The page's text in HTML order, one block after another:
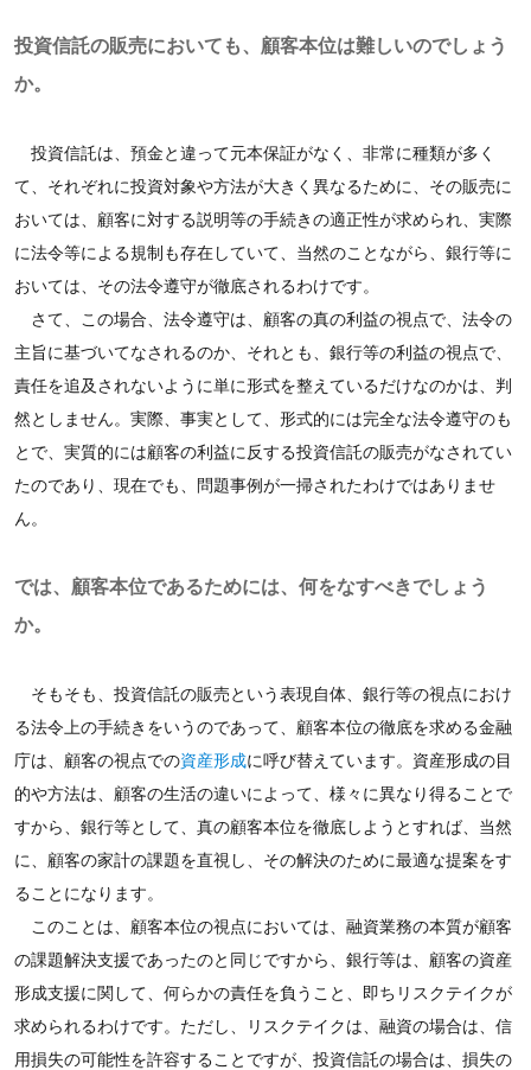
投資信託の販売においても、顧客本位は難しいのでしょう
か。
投資信託は、預金と違って元本保証がなく、非常に種類が多く
て、それぞれに投資対象や方法が大きく異なるために、その販売に
おいては、顧客に対する説明等の手続きの適正性が求められ、実際
に法令等による規制も存在していて、当然のことながら、銀行等に
おいては、その法令遵守が徹底されるわけです。
さて、この場合、法令遵守は、顧客の真の利益の視点で、法令の
主旨に基づいてなされるのか、それとも、銀行等の利益の視点で、
責任を追及されないように単に形式を整えているだけなのかは、判
然としません。実際、事実として、形式的には完全な法令遵守のも
とで、実質的には顧客の利益に反する投資信託の販売がなされてい
たのであり、現在でも、問題事例が一掃されたわけではありませ
ん。
では、顧客本位であるためには、何をなすべきでしょう
か。
そもそも、投資信託の販売という表現自体、銀行等の視点におけ
る法令上の手続きをいうのであって、顧客本位の徹底を求める金融
庁は、顧客の視点での資産形成に呼び替えています。資産形成の目
的や方法は、顧客の生活の違いによって、様々に異なり得ることで
すから、銀行等として、真の顧客本位を徹底しようとすれば、当然
に、顧客の家計の課題を直視し、その解決のために最適な提案をす
ることになります。
このことは、顧客本位の視点においては、融資業務の本質が顧客
の課題解決支援であったのと同じですから、銀行等は、顧客の資産
形成支援に関して、何らかの責任を負うこと、即ちリスクテイクが
求められるわけです。ただし、リスクテイクは、融資の場合は、信
用損失の可能性を許容することですが、投資信託の場合は、損失の